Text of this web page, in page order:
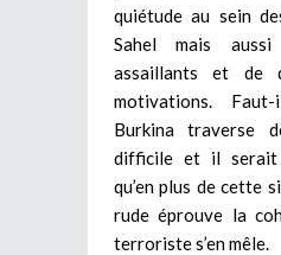
quiétude au sein
Sahel mais aussi
assaillants et de
motivations. Faut-
Burkina traverse
difficile et il serait
qu’en plus de cette
rude éprouve la
terroriste s’en mêle.